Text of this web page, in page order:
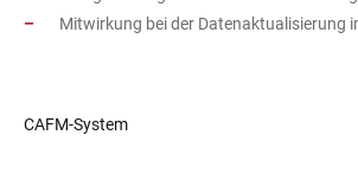
Mitwirkung bei der Datenaktualisierung
CAFM-System